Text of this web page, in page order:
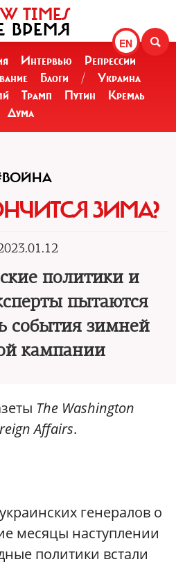
EN
TIMES
ВРЕМЯ
Интервью
Репрессии
Блоги /
Украина
Трамп Путин
Кремль
Дума
ЗИМА?
политики и
пытаются
события зимней
кампании
The Washington
Affairs.
украинских генералов о
месяцы наступлении
политики встали